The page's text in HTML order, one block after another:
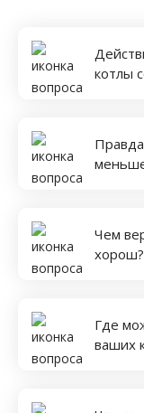
котлы
Чем
хорош?
Где
ваших